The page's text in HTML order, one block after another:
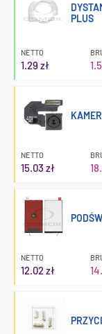
PLUS
NETTO
1.29 zł
NETTO
15.03 zł
NETTO
12.02 zł